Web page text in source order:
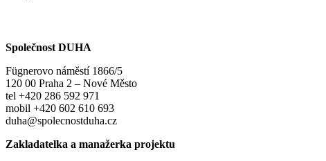
Společnost DUHA
Fügnerovo náměstí 1866/5
120 00 Praha 2 – Nové Město
tel +420 286 592 971
mobil +420 602 610 693
duha@spolecnostduha.cz
Zakladatelka a manažerka projektu